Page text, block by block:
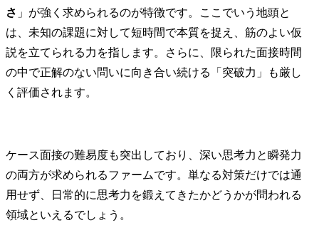
さ 」が強く求められるのが特徴です。ここでいう地頭と
は、未知の課題に対して短時間で本質を捉え、筋のよい仮
説を立てられる力を指します。さらに、限られた面接時間
の中で正解のない問いに向き合い続ける「突破力」も厳し
く評価されます。
ケース面接の難易度も突出しており、深い思考力と瞬発力
の両方が求められるファームです。単なる対策だけでは通
用せず、日常的に思考力を鍛えてきたかどうかが問われる
領域といえるでしょう。